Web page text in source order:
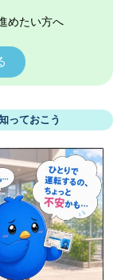
めたい方へ
っておこう